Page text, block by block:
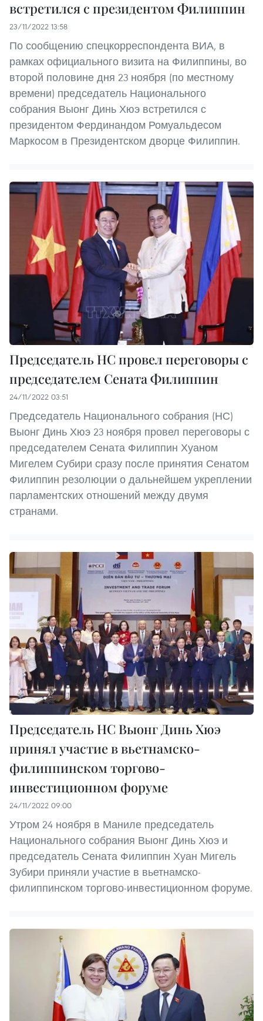
встретился с президентом Филиппин
23/11/2022 13:58
По сообщению спецкорреспондента ВИА, в
рамках официального визита на Филиппины, во
второй половине дня 23 ноября (по местному
времени) председатель Национального
собрания Выонг Динь Хюэ встретился с
президентом Фердинандом Ромуальдесом
Маркосом в Президентском дворце Филиппин.
Председатель НС провел переговоры с
председателем Сената Филиппин
24/11/2022 03:51
Председатель Национального собрания (НС)
Выонг Динь Хюэ 23 ноября провел переговоры с
председателем Сената Филиппин Хуаном
Мигелем Субири сразу после принятия Сенатом
Филиппин резолюции о дальнейшем укреплении
парламентских отношений между двумя
странами.
Председатель НС Выонг Динь Хюэ
принял участие в вьетнамско-
филиппинском торгово-
инвестиционном форуме
24/11/2022 09:00
Утром 24 ноября в Маниле председатель
Национального собрания Выонг Динь Хюэ и
председатель Сената Филиппин Хуан Мигель
Зубири приняли участие в вьетнамско-
филиппинском торгово-инвестиционном форуме.